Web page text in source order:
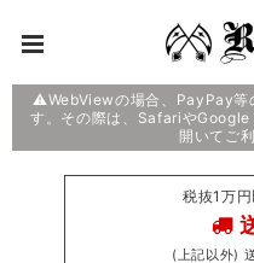
⚠️WebViewの場合、PayPay等
す。その際は、Safariや
開いてご
税抜1万
(上記以外)